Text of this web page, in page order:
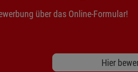
über das Online-Formular!
Hier